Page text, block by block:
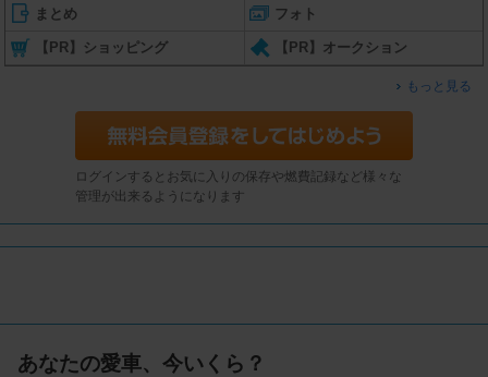
まとめ フォト
【PR】ショッピング 【PR】オークション
もっと見る
ログインするとお気に入りの保存や燃費記録など様々な
管理が出来るようになります
あなたの愛車、今いくら？